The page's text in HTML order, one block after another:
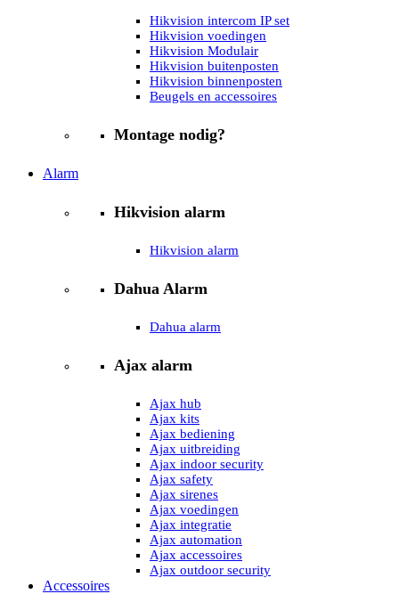
Hikvision intercom IP set
Hikvision voedingen
Hikvision Modulair
Hikvision buitenposten
Hikvision binnenposten
Beugels en accessoires
Montage nodig?
Alarm
Hikvision alarm
Hikvision alarm
Dahua Alarm
Dahua alarm
Ajax alarm
Ajax hub
Ajax kits
Ajax bediening
Ajax uitbreiding
Ajax indoor security
Ajax safety
Ajax sirenes
Ajax voedingen
Ajax integratie
Ajax automation
Ajax accessoires
Ajax outdoor security
Accessoires